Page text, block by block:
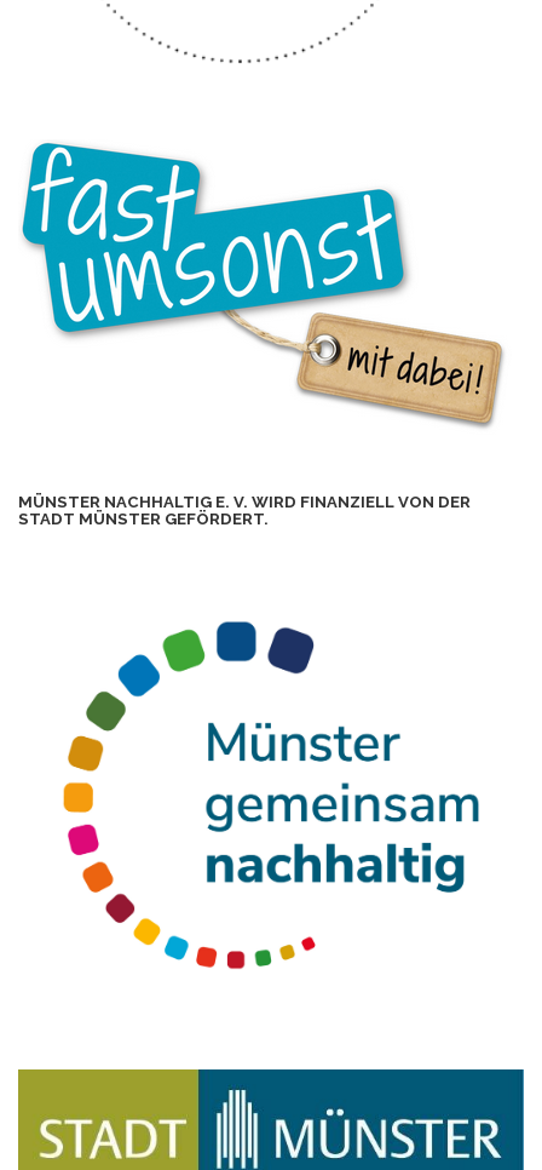
MÜNSTER NACHHALTIG E. V. WIRD FINANZIELL VON DER
STADT MÜNSTER GEFÖRDERT.